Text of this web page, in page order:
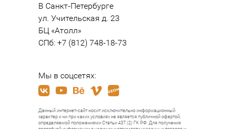
В Санкт-Петербурге
ул. Учительская д. 23
БЦ «Атолл»
СПб: +7 (812) 748-18-73
Мы в соцсетях:
Данный интернет-сайт носит исключительно информационный
характер и ни при каких условиях не является публичной офертой,
определяемой положениями Статьи 437 (2) ГК РФ. Для получения